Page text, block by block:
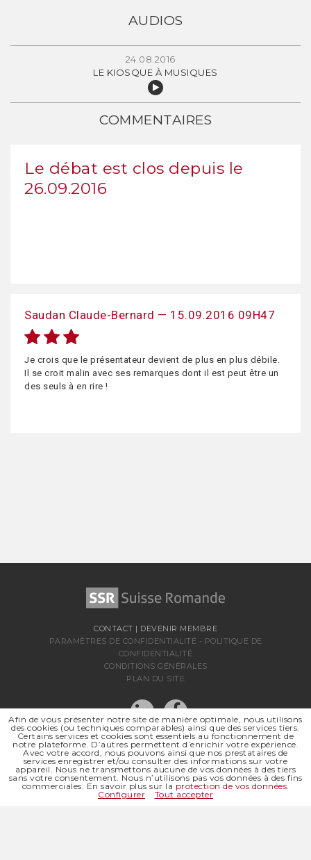
AUDIOS
24.08.2016
LE KIOSQUE À MUSIQUES
COMMENTAIRES
Le débat est clos depuis le
26.09.2016
Saudan Claude-Bernard — 15.09.2016 09H47
Je crois que le présentateur devient de plus en plus débile.
Il se croit malin avec ses remarques dont il est peut être un
des seuls à en rire !
CONTACT | DEVENIR MEMBRE
PARAMÈTRES DE CONFIDENTIALITÉ - POLITIQUE DE
CONFIDENTIALITÉ
CONDITIONS GÉNÉRALES
PLAN DU SITE
SSR SUISSE ROMANDE
SOCIÉTÉ RÉGIONALE DE
Afin de vous présenter notre site de manière optimale, nous utilisons
des cookies (ou techniques comparables) ainsi que des services tiers.
Certains services et cookies sont essentiels au fonctionnement de
notre plateforme. D’autres permettent d’enrichir votre expérience.
Avec votre accord, nous pouvons ainsi que nos prestataires de
services enregistrer et/ou consulter des informations sur votre
appareil. Nous ne transmettons aucune de vos données à des tiers
sans votre consentement. Nous n’utilisons pas vos données à des fins
commerciales. En savoir plus sur la protection de vos données.
Configurer
Tout accepter